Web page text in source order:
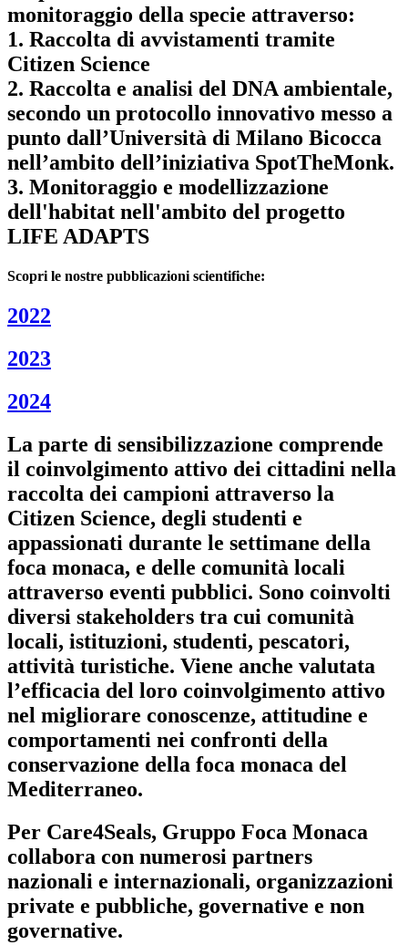
monitoraggio della specie attraverso:
1. Raccolta di avvistamenti tramite
Citizen Science
2. Raccolta e analisi del DNA ambientale,
secondo un protocollo innovativo messo a
punto dall’Università di Milano Bicocca
nell’ambito dell’iniziativa SpotTheMonk.
3. Monitoraggio e modellizzazione
dell'habitat nell'ambito del progetto
LIFE ADAPTS
Scopri le nostre pubblicazioni scientifiche:
2022
2023
2024
La parte di sensibilizzazione comprende
il coinvolgimento attivo dei cittadini nella
raccolta dei campioni attraverso la
Citizen Science, degli studenti e
appassionati durante le settimane della
foca monaca, e delle comunità locali
attraverso eventi pubblici. Sono coinvolti
diversi stakeholders tra cui comunità
locali, istituzioni, studenti, pescatori,
attività turistiche. Viene anche valutata
l’efficacia del loro coinvolgimento attivo
nel migliorare conoscenze, attitudine e
comportamenti nei confronti della
conservazione della foca monaca del
Mediterraneo.
Per Care4Seals, Gruppo Foca Monaca
collabora con numerosi partners
nazionali e internazionali, organizzazioni
private e pubbliche, governative e non
governative.